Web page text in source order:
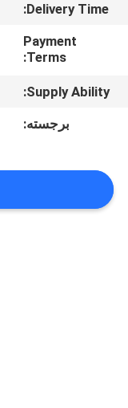
کیفیت
سایت
POLICY
Delivery Time:
Payment
Terms:
Supply Ability:
برجسته: